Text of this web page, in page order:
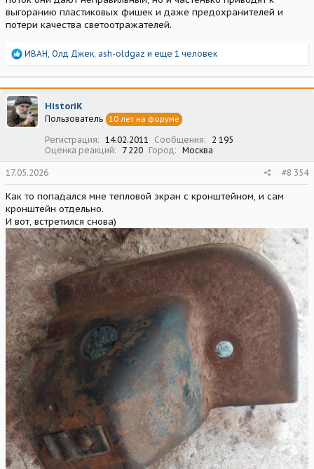
выгоранию пластиковых фишек и даже предохранителей и
потери качества светоотражателей.
Р
а
к
ц
и
и
ИВАН, Олд Джек, ash-oldgaz и еще 1 человек
HistoriK
Пользователь 10 лет на форуме
Регистрация 14.02.2011 Сообщения
2 195
Оценка реакций
7 220 Город Москва
17.05.2026 #8 354
Как то попадался мне тепловой экран с кронштейном, и сам
кронштейн отдельно.
И вот, встретился снова)